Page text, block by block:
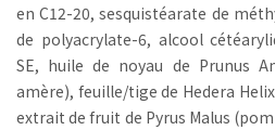
en C12-20, sesquistéarate de
de polyacrylate-6, alcool
SE, huile de noyau de Prunus
amère), feuille/tige de Hedera
extrait de fruit de Pyrus Malus